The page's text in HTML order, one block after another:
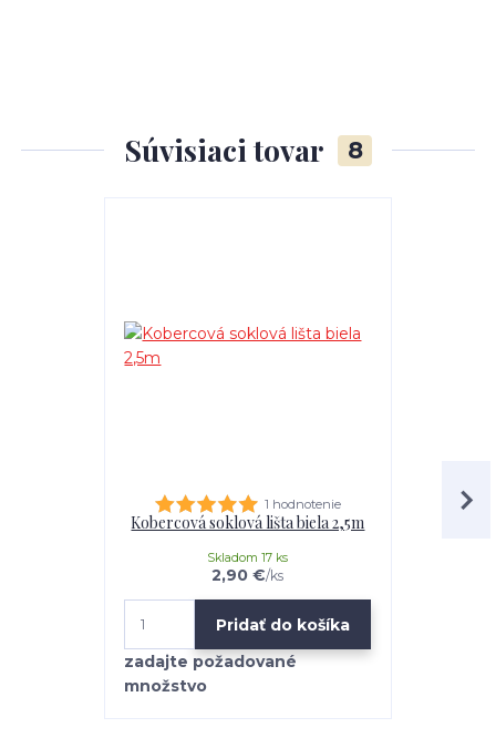
Súvisiaci tovar 8
1 hodnotenie
Kobercová soklová lišta biela 2,5m
2,90 €/ks
Skladom 17 ks
Pridať do košíka